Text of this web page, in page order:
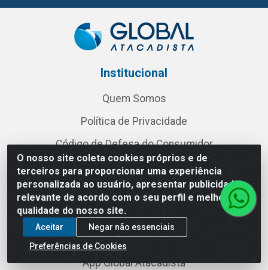
O nosso site coleta cookies próprios e de
terceiros para proporcionar uma experiência
personalizada ao usuário, apresentar publicidade
relevante de acordo com o seu perfil e melhorar a
qualidade do nosso site.
Aceitar
Negar não essenciais
Preferências de Cookies
Institucional
Quem Somos
Política de Privacidade
Código de Defesa do Consumidor
Transparência Salarial
Política Comercial
Reforma Tributária
Baixe já nosso APP
App Global Atacadista